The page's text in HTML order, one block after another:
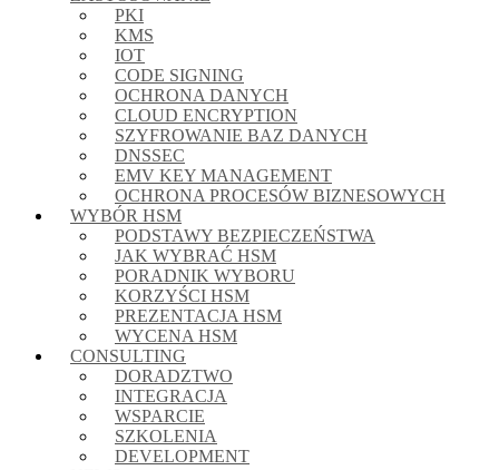
PKI
KMS
IOT
CODE SIGNING
OCHRONA DANYCH
CLOUD ENCRYPTION
SZYFROWANIE BAZ DANYCH
DNSSEC
EMV KEY MANAGEMENT
OCHRONA PROCESÓW BIZNESOWYCH
WYBÓR HSM
PODSTAWY BEZPIECZEŃSTWA
JAK WYBRAĆ HSM
PORADNIK WYBORU
KORZYŚCI HSM
PREZENTACJA HSM
WYCENA HSM
CONSULTING
DORADZTWO
INTEGRACJA
WSPARCIE
SZKOLENIA
DEVELOPMENT